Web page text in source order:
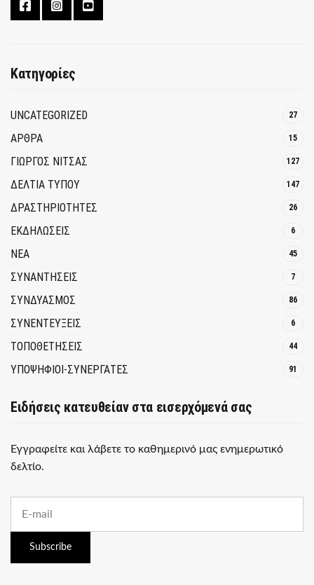
Κατηγορίες
UNCATEGORIZED 27
ΑΡΘΡΑ 15
ΓΙΩΡΓΟΣ ΝΙΤΣΑΣ 127
ΔΕΛΤΙΑ ΤΥΠΟΥ 147
ΔΡΑΣΤΗΡΙΟΤΗΤΕΣ 26
ΕΚΔΗΛΩΣΕΙΣ 6
ΝΕΑ 45
ΣΥΝΑΝΤΗΣΕΙΣ 7
ΣΥΝΔΥΑΣΜΟΣ 86
ΣΥΝΕΝΤΕΥΞΕΙΣ 6
ΤΟΠΟΘΕΤΗΣΕΙΣ 44
ΥΠΟΨΗΦΙΟΙ-ΣΥΝΕΡΓΑΤΕΣ 91
Ειδήσεις κατευθείαν στα εισερχόμενά σας
Εγγραφείτε και λάβετε το καθημερινό μας ενημερωτικό
δελτίο.
a
Subscribe